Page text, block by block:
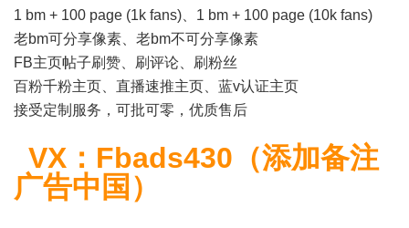
1 bm + 100 page (1k fans)、1 bm + 100 page (10k fans)
老bm可分享像素、老bm不可分享像素
FB主页帖子刷赞、刷评论、刷粉丝
百粉千粉主页、直播速推主页、蓝v认证主页
接受定制服务，可批可零，优质售后
VX：Fbads430（添加备注
广告中国）